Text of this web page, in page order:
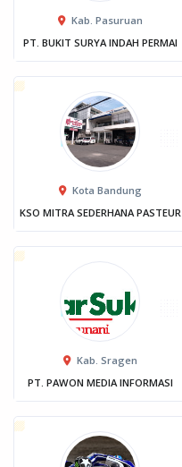
Kab. Pasuruan
PT. BUKIT SURYA INDAH PERMAI
Kota Bandung
KSO MITRA SEDERHANA PASTEUR
Kab. Sragen
PT. PAWON MEDIA INFORMASI